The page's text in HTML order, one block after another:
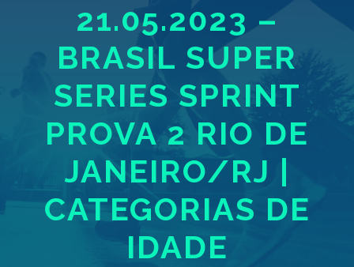
21.05.2023 –
BRASIL SUPER
SERIES SPRINT
PROVA 2 RIO DE
JANEIRO/RJ |
CATEGORIAS DE
IDADE